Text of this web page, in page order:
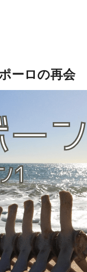
ーロの再会